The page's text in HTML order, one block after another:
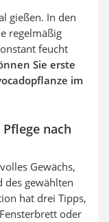
gießen. In den
regelmäßig
feucht
Sie erste
im
nach
Gewächs,
des gewählten
hat drei Tipps,
oder